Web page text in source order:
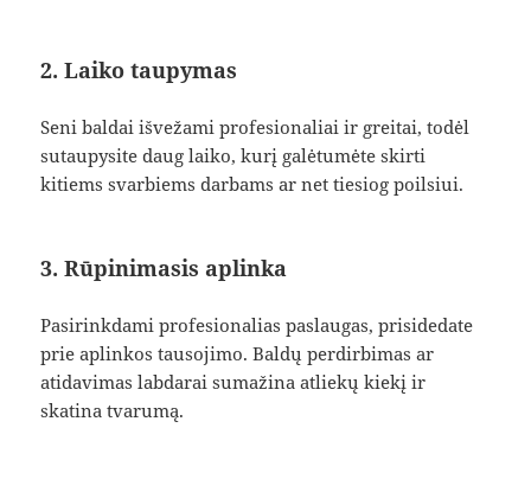
2. Laiko taupymas
Seni baldai išvežami profesionaliai ir greitai, todėl
sutaupysite daug laiko, kurį galėtumėte skirti
kitiems svarbiems darbams ar net tiesiog poilsiui.
3. Rūpinimasis aplinka
Pasirinkdami profesionalias paslaugas, prisidedate
prie aplinkos tausojimo. Baldų perdirbimas ar
atidavimas labdarai sumažina atliekų kiekį ir
skatina tvarumą.